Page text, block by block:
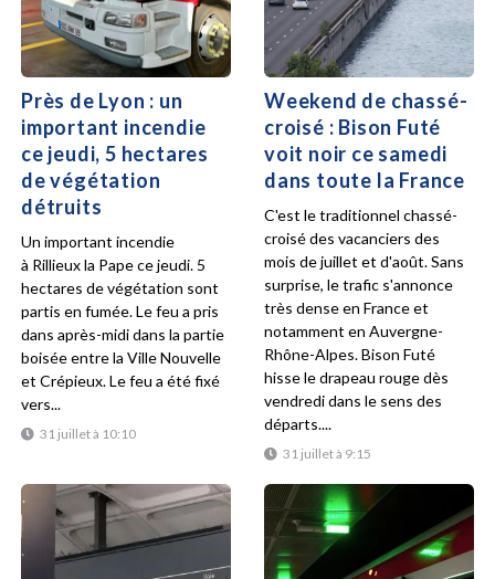
Près de Lyon : un
important incendie
ce jeudi, 5 hectares
de végétation
détruits
31 juillet à 10:10
Un important incendie
à Rillieux la Pape ce jeudi. 5
hectares de végétation sont
partis en fumée. Le feu a pris
dans après-midi dans la partie
boisée entre la Ville Nouvelle
et Crépieux. Le feu a été fixé
vers...
Weekend de chassé-
croisé : Bison Futé
voit noir ce samedi
dans toute la France
31 juillet à 9:15
C'est le traditionnel chassé-
croisé des vacanciers des
mois de juillet et d'août. Sans
surprise, le trafic s'annonce
très dense en France et
notamment en Auvergne-
Rhône-Alpes. Bison Futé
hisse le drapeau rouge dès
vendredi dans le sens des
départs....